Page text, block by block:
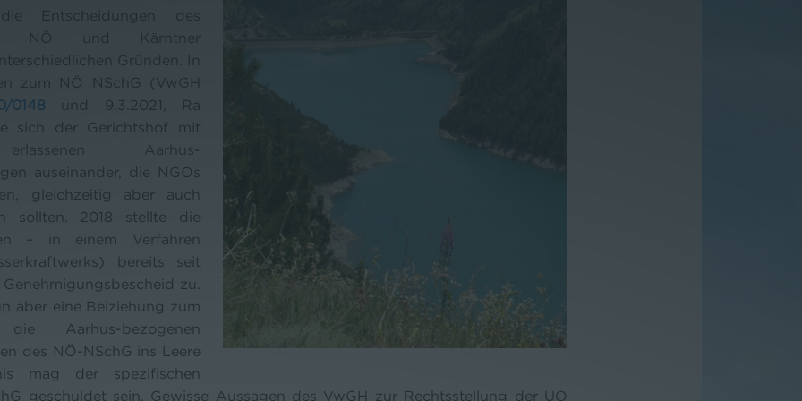
Entscheidungen des
NÖ und Kärntner
Gründen. In
zum NÖ NSchG (VwGH
0148und 9.3.2021, Ra
sich der Gerichtshof mit
Aarhus-
auseinander, die NGOs
gleichzeitig aber auch
sollten. 2018 stellte die
– in einem Verfahren
bereits seit
zu.
aber eine Beiziehung zum
Aarhus-bezogenen
des NÖ-NSchG ins Leere
mag der spezifischen
geschuldet sein. Gewisse Aussagen des VwGH zur Rechtsstellung der UO